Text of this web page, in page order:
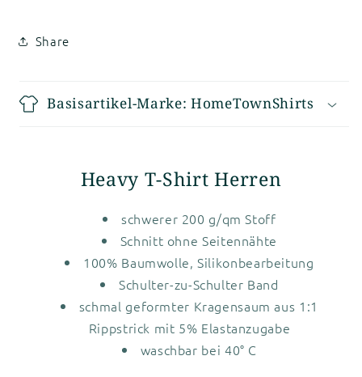
Share
Basisartikel-Marke: HomeTownShirts
Heavy T-Shirt Herren
schwerer 200 g/qm Stoff
Schnitt ohne Seitennähte
100% Baumwolle, Silikonbearbeitung
Schulter-zu-Schulter Band
schmal geformter Kragensaum aus 1:1
Rippstrick mit 5% Elastanzugabe
waschbar bei 40° C